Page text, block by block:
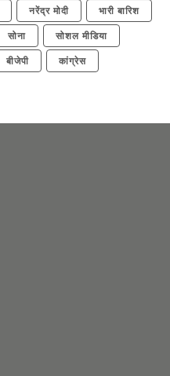
नरेंद्र मोदी
भारी बारिश
सोना
सोशल मीडिया
बीजेपी
कांग्रेस